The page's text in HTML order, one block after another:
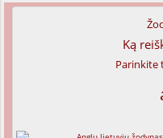
Ką
Parinkite